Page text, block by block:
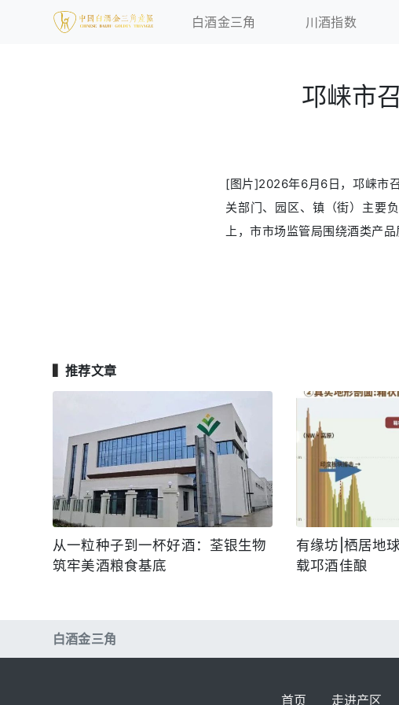
白酒金三角 川酒指数
邛崃市
[图片]2026年6月6日，邛崃市
关部门、园区、镇（街）主要
上，市市场监管局围绕酒类产
▍推荐文章
从一粒种子到一杯好酒：荃银生物
筑牢美酒粮食基底
有缘坊|栖居地
载邛酒佳酿
白酒金三角
首页 走进产区